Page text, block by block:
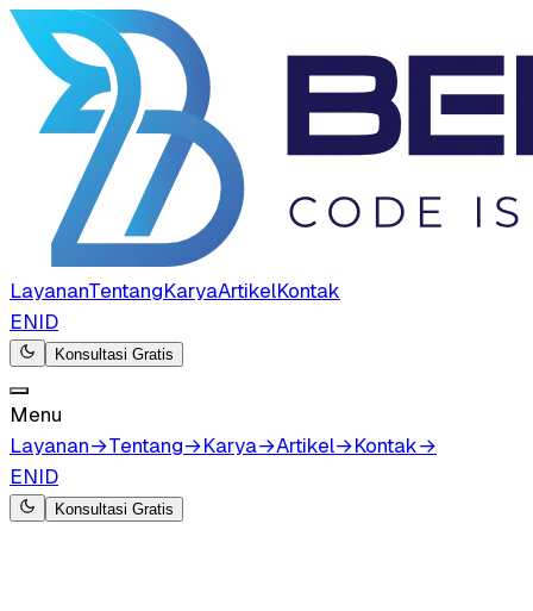
LayananTentangKaryaArtikelKontak
ENID
Konsultasi Gratis
Menu
Layanan→Tentang→Karya→Artikel→Kontak→
ENID
Konsultasi Gratis